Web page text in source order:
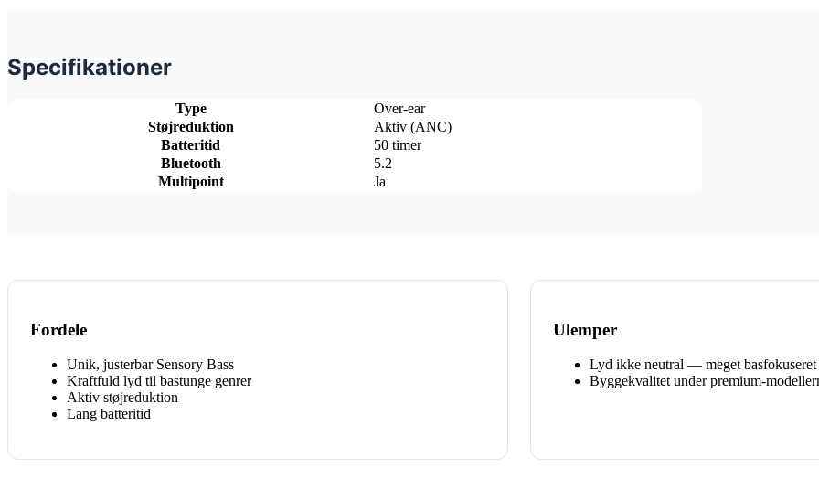
Specifikationer
Type
Over-ear
Støjreduktion
Aktiv (ANC)
Batteritid
50 timer
Bluetooth
5.2
Multipoint
Ja
Fordele
Unik, justerbar Sensory Bass
Kraftfuld lyd til bastunge genrer
Aktiv støjreduktion
Lang batteritid
Ulemper
Lyd ikke neutral — meget basfokuseret
Byggekvalitet under premium-